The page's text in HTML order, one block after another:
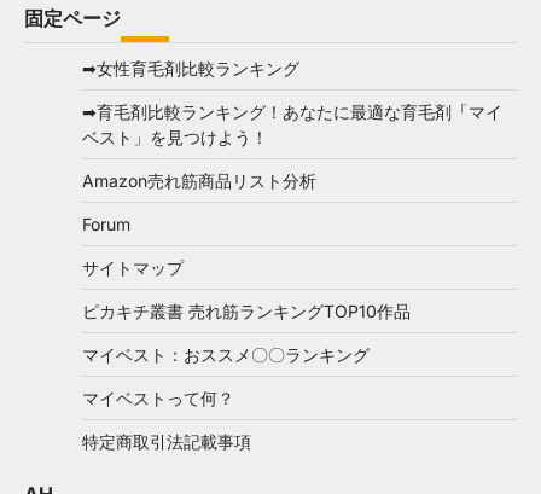
固定ページ
➡女性育毛剤比較ランキング
➡育毛剤比較ランキング！あなたに最適な育毛剤「マイ
ベスト」を見つけよう！
Amazon売れ筋商品リスト分析
Forum
サイトマップ
ピカキチ叢書 売れ筋ランキングTOP10作品
マイベスト：おススメ〇〇ランキング
マイベストって何？
特定商取引法記載事項